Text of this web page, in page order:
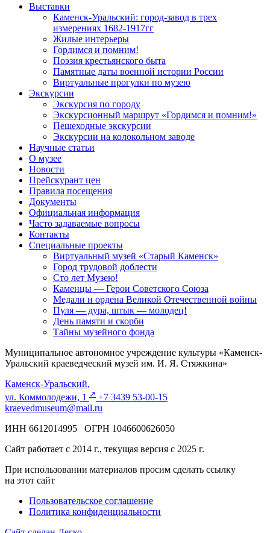
Выставки
Каменск-Уральский: город-завод в трех
измерениях 1682-1917гг
Жилые интерьеры
Гордимся и помним!
Поэзия крестьянского быта
Памятные даты военной истории России
Виртуальные прогулки по музею
Экскурсии
Экскурсия по городу
Экскурсионный маршрут «Гордимся и помним!»
Пешеходные экскурсии
Экскурсии на колокольном заводе
Научные статьи
О музее
Новости
Прейскурант цен
Правила посещения
Документы
Официальная информация
Часто задаваемые вопросы
Контакты
Специальные проекты
Виртуальный музей «Старый Каменск»
Город трудовой доблести
Сто лет Музею!
Каменцы — Герои Советского Союза
Медали и ордена Великой Отечественной войны
Пуля — дура, штык — молодец!
День памяти и скорби
Тайны музейного фонда
Муниципальное автономное учреждение культуры «Каменск-
Уральский краеведческий музей им. И. Я. Стяжкина»
Каменск-Уральский,
ул. Коммолодежи, 1 ↗️ +7 3439 53-00-15
kraevedmuseum@mail.ru
ИНН 6612014995 ОГРН 1046600626050
Сайт работает с 2014 г., текущая версия с 2025 г.
При использовании материалов просим сделать ссылку
на этот сайт
Пользовательское соглашение
Политика конфиденциальности